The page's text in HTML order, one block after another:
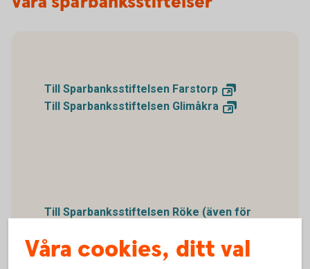
Till Sparbanksstiftelsen Farstorp
Till Sparbanksstiftelsen Glimåkra
Till Sparbanksstiftelsen Röke (även för
Till Sparbanksstiftelsen
Vinslöv
Våra cookies, ditt val